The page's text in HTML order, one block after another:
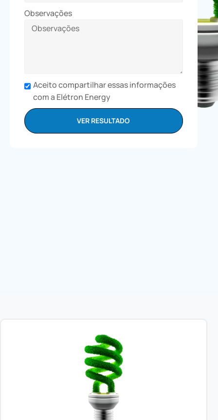
Observações
Aceito compartilhar essas informações
com a Elétron Energy
VER RESULTADO